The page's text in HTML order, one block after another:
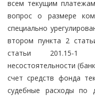
всем текущим
вопрос о размере
специально
втором пункта 2
статьи 201.15-1
несостоятельности
счет средств фонда
судебные расходы по